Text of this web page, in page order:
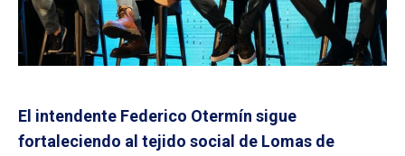
El intendente Federico Otermín sigue
fortaleciendo al tejido social de Lomas de